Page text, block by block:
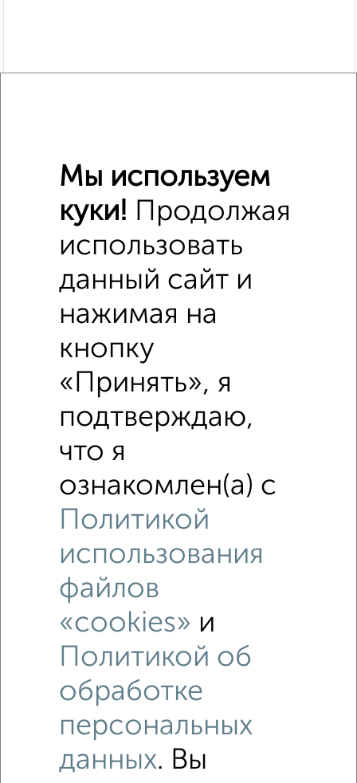
Похожие предложения рядом
1‑комнатные квартиры недалеко от Белинского 4
Рядом, с меньшей ценой
Недалеко от Белинского 4 с ценой ниже
1-к квартиры
Поиск по схожим параметрам:
на улице Белинского С холодильником
Мы используем
куки! Продолжая
использовать
данный сайт и
нажимая на
кнопку
«Принять», я
подтверждаю,
что я
ознакомлен(а) с
Политикой
использования
файлов
«cookies» и
Политикой об
обработке
персональных
данных. Вы